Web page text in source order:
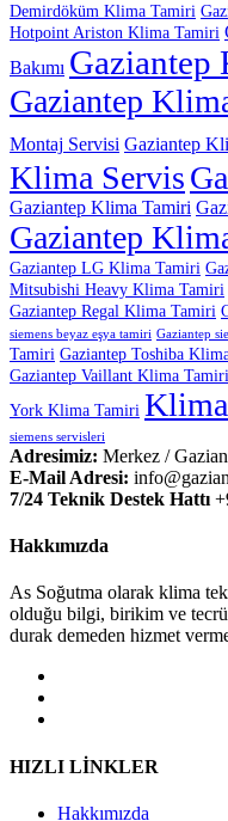
Demirdöküm Klima Tamiri
Hotpoint Ariston Klima Tamiri
Bakımı Gaziantep
Gaziantep
Montaj Servisi Gaziantep
Klima Servis
Gaziantep Klima Tamiri
Gaziantep
Gaziantep LG Klima Tamiri
Mitsubishi Heavy Klima Tamiri
Gaziantep Regal Klima Tamiri
siemens beyaz eşya tamiri Gaziantep
Tamiri Gaziantep Toshiba
Gaziantep Vaillant Klima Tamiri
York Klima Tamiri
siemens servisleri
Adresimiz: Merkez /
E-Mail Adresi:
7/24 Teknik Destek Hattı
Hakkımızda
As Soğutma olarak klima
olduğu bilgi, birikim ve
durak demeden hizmet
HIZLI LİNKLER
Hakkımızda